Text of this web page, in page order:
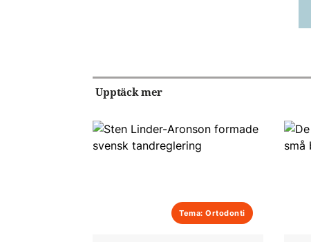
Upptäck mer
Tema: Ortodonti